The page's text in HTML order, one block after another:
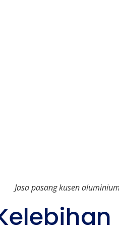
Jasa pasang kusen